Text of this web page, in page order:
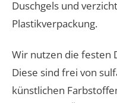
Duschgels und
Plastikverpackung.
​Wir nutzen die festen
Diese sind frei von
künstlichen